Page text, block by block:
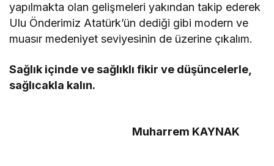
yapılmakta olan gelişmeleri yakından takip ederek
Ulu Önderimiz Atatürk’ün dediği gibi modern ve
muasır medeniyet seviyesinin de üzerine çıkalım.
Sağlık içinde ve sağlıklı fikir ve düşüncelerle,
sağlıcakla kalın.
Muharrem KAYNAK